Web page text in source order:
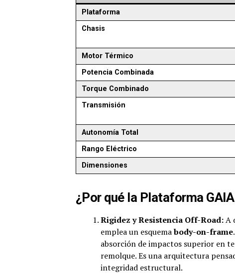
Plataforma
Chasis
Motor Térmico
Potencia Combinada
Torque Combinado
Transmisión
Autonomía Total
Rango Eléctrico
Dimensiones
¿Por qué la Plataforma
Rigidez y Resistencia Off-Road:A
emplea un esquemabody-on-frame
absorción de impactos superior en
remolque. Es una arquitectura
integridad estructural.